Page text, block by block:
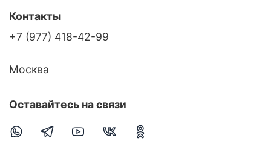
Контакты
+7 (977) 418-42-99
Москва
Оставайтесь на связи